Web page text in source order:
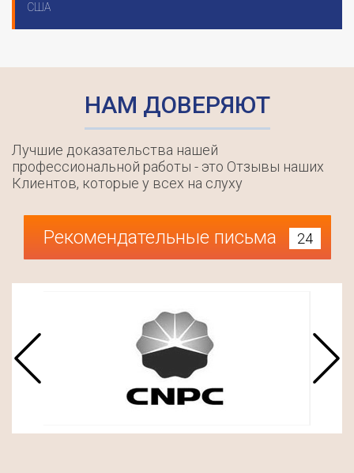
США
НАМ ДОВЕРЯЮТ
Лучшие доказательства нашей
профессиональной работы - это Отзывы наших
Клиентов, которые у всех на слуху
Рекомендательные письма 24